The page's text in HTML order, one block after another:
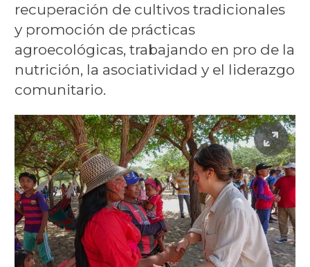
recuperación de cultivos tradicionales
y promoción de prácticas
agroecológicas, trabajando en pro de la
nutrición, la asociatividad y el liderazgo
comunitario.